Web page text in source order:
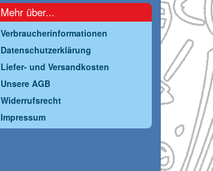
Mehr über...
Verbraucherinformationen
Datenschutzerklärung
Liefer- und Versandkosten
Unsere AGB
Widerrufsrecht
Impressum